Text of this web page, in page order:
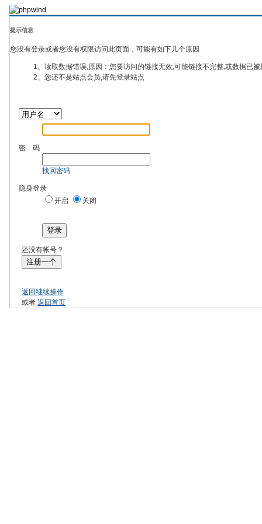
提示信息
您没有登录或者您没有权限访问此页面，可能有如下几个原因
1、读取数据错误,原因：您要访问的链接无效,可能链接不完整,或数据已
2、您还不是站点会员,请先登录站点
密 码
找回密码
隐身登录
开启
关闭
登录
还没有帐号？
注册一个
返回继续操作
或者返回首页